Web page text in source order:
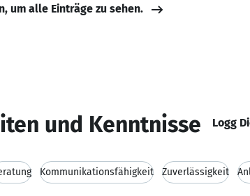
um alle Einträge zu sehen.
und Kenntnisse Logg
Kommunikationsfähigkeit Zuverlässigkeit